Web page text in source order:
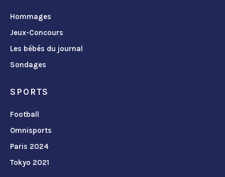
Hommages
Jeux-Concours
Les bébés du journal
Sondages
SPORTS
Football
Omnisports
Paris 2024
Tokyo 2021